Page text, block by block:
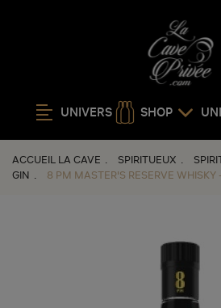
UNIVERS SHOP
ACCUEIL LA CAVE SPIRITUEUX
GIN
8 PM MASTER'S RESERVE WHISKY